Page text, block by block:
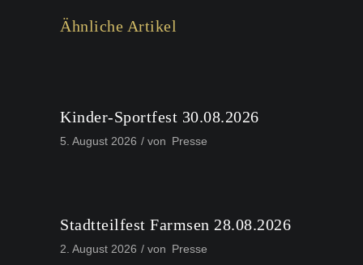
Ähnliche Artikel
Kinder-Sportfest 30.08.2026
5. August 2026 von Presse
Stadtteilfest Farmsen 28.08.2026
2. August 2026 von Presse